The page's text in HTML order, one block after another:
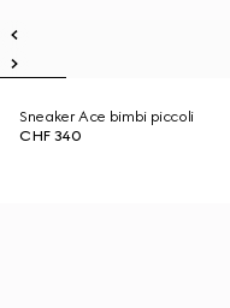
Sneaker Ace bimbi piccoli
CHF 340